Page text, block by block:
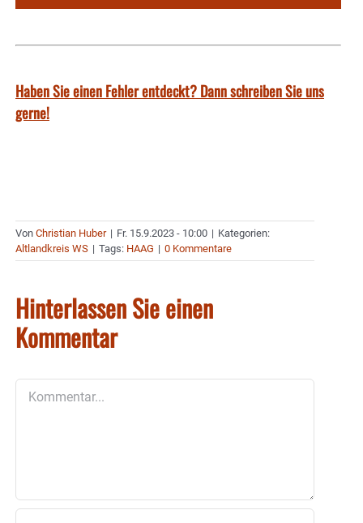
Haben Sie einen Fehler entdeckt? Dann schreiben Sie uns
gerne!
Von Christian Huber | Fr. 15.9.2023 - 10:00 | Kategorien:
Altlandkreis WS | Tags: HAAG | 0 Kommentare
Hinterlassen Sie einen
Kommentar